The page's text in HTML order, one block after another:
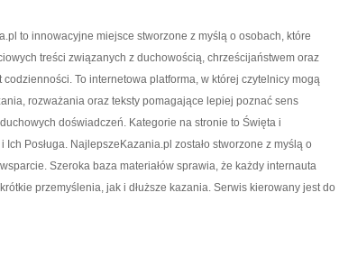
to innowacyjne miejsce stworzone z myślą o osobach, które
treści związanych z duchowością, chrześcijaństwem oraz
To internetowa platforma, w której czytelnicy mogą
rozważania oraz teksty pomagające lepiej poznać sens
doświadczeń. Kategorie na stronie to Święta i
Ich Posługa. NajlepszeKazania.pl zostało stworzone z myślą o
Szeroka baza materiałów sprawia, że każdy internauta
przemyślenia, jak i dłuższe kazania. Serwis kierowany jest do